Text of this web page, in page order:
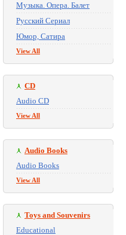
Музыка. Опера. Балет
Русский Сериал
Юмор, Сатира
View All
CD
Audio CD
View All
Audio Books
Audio Books
View All
Toys and Souvenirs
Educational